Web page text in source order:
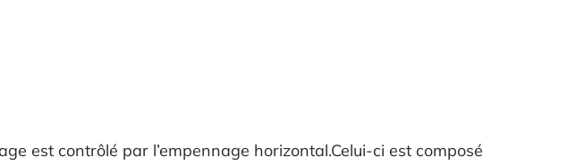
est contrôlé par l’empennage horizontal.Celui-ci est composé